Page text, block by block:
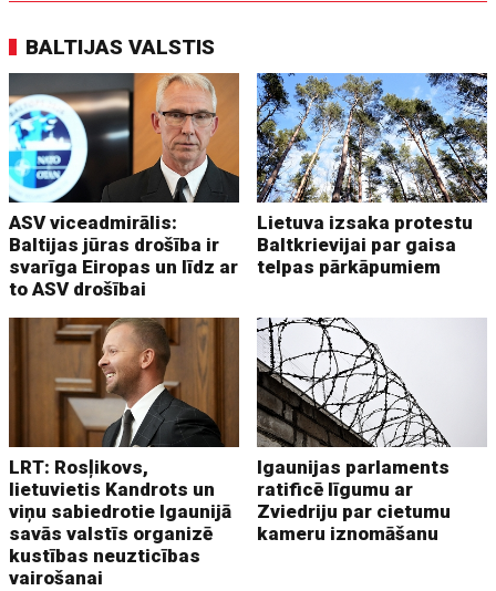
BALTIJAS VALSTIS
ASV viceadmirālis:
Baltijas jūras drošība ir
svarīga Eiropas un līdz ar
to ASV drošībai
Lietuva izsaka protestu
Baltkrievijai par gaisa
telpas pārkāpumiem
LRT: Rosļikovs,
lietuvietis Kandrots un
viņu sabiedrotie Igaunijā
savās valstīs organizē
kustības neuzticības
vairošanai
Igaunijas parlaments
ratificē līgumu ar
Zviedriju par cietumu
kameru iznomāšanu